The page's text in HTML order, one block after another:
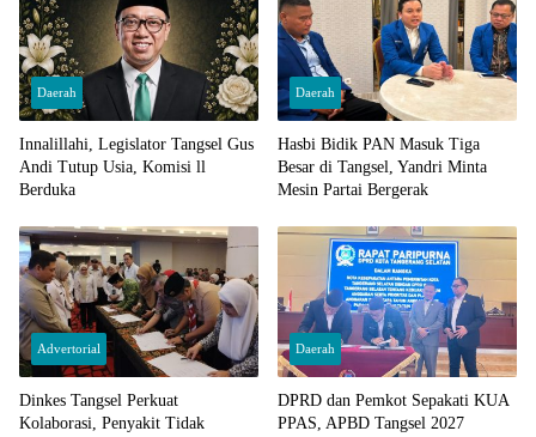
Daerah
Innalillahi, Legislator Tangsel Gus
Andi Tutup Usia, Komisi ll
Berduka
Daerah
Hasbi Bidik PAN Masuk Tiga
Besar di Tangsel, Yandri Minta
Mesin Partai Bergerak
Advertorial
Dinkes Tangsel Perkuat
Kolaborasi, Penyakit Tidak
Daerah
DPRD dan Pemkot Sepakati KUA
PPAS, APBD Tangsel 2027